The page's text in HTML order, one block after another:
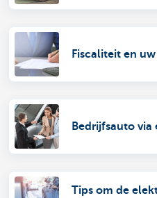
Fiscaliteit en
Bedrijfsauto
Tips om de